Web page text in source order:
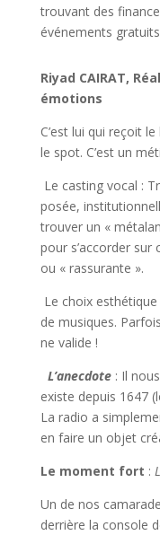
trouvant des
événements
Riyad CAIRAT,
émotions
C’est lui qui reçoit
le spot. C’est un
Le casting vocal :
posée,
trouver un «
pour s’accorder sur
ou « rassurante ».
Le choix
de musiques.
ne valide !
L’anecdote: Il
existe depuis 1647
La radio a
en faire un objet
Le moment fort :
Un de nos
derrière la console